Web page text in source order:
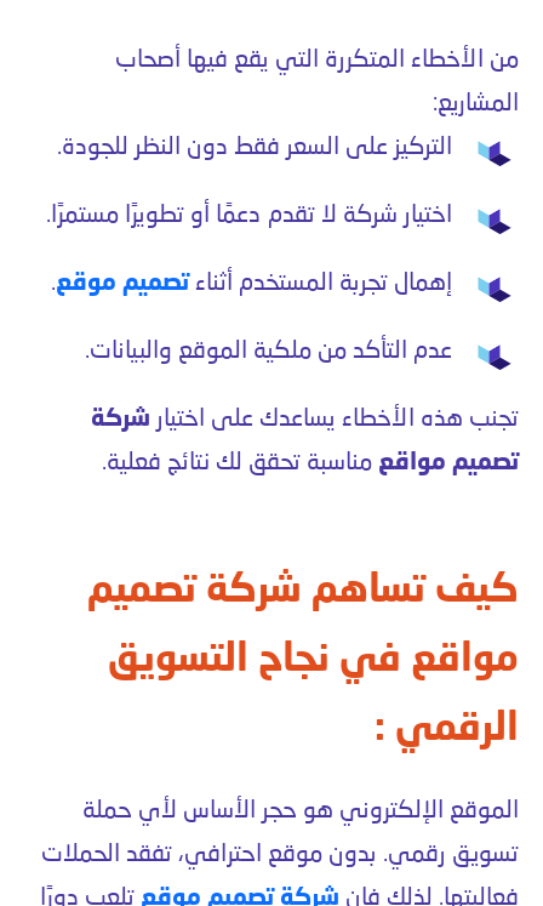
من الأخطاء المتكررة التي يقع فيها أصحاب
المشاريع:
التركيز على السعر فقط دون النظر للجودة.
اختيار شركة لا تقدم دعمًا أو تطويرًا مستمرًا.
إهمال تجربة المستخدم أثناءتصميم موقع.
عدم التأكد من ملكية الموقع والبيانات.
تجنب هذه الأخطاء يساعدك على اختيار شركة
تصميم مواقع مناسبة تحقق لك نتائج فعلية.
كيف تساهم شركة تصميم
مواقع في نجاح التسويق
الرقمي :
الموقع الإلكتروني هو حجر الأساس لأي حملة
تسويق رقمي. بدون موقع احترافي، تفقد الحملات
فعاليتها. لذلك فإن شركة تصميم موقع تلعب دورًا